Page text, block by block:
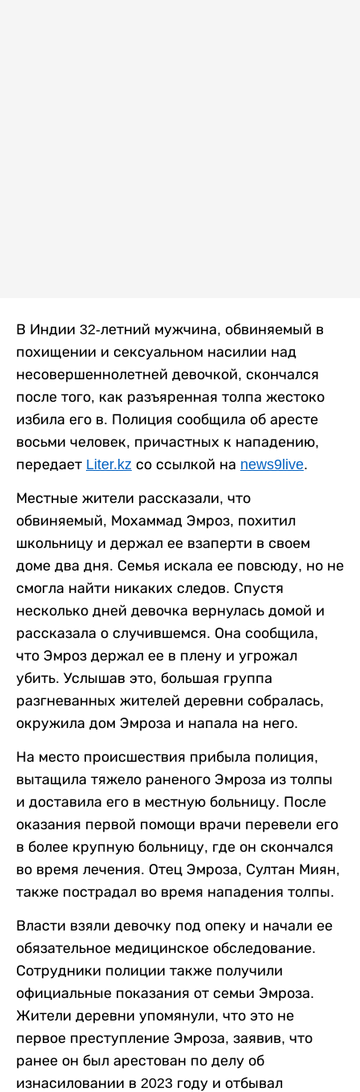
В Индии 32-летний мужчина, обвиняемый в
похищении и сексуальном насилии над
несовершеннолетней девочкой, скончался
после того, как разъяренная толпа жестоко
избила его в. Полиция сообщила об аресте
восьми человек, причастных к нападению,
передает Liter.kz со ссылкой на news9live.
Местные жители рассказали, что
обвиняемый, Мохаммад Эмроз, похитил
школьницу и держал ее взаперти в своем
доме два дня. Семья искала ее повсюду, но не
смогла найти никаких следов. Спустя
несколько дней девочка вернулась домой и
рассказала о случившемся. Она сообщила,
что Эмроз держал ее в плену и угрожал
убить. Услышав это, большая группа
разгневанных жителей деревни собралась,
окружила дом Эмроза и напала на него.
На место происшествия прибыла полиция,
вытащила тяжело раненого Эмроза из толпы
и доставила его в местную больницу. После
оказания первой помощи врачи перевели его
в более крупную больницу, где он скончался
во время лечения. Отец Эмроза, Султан Миян,
также пострадал во время нападения толпы.
Власти взяли девочку под опеку и начали ее
обязательное медицинское обследование.
Сотрудники полиции также получили
официальные показания от семьи Эмроза.
Жители деревни упомянули, что это не
первое преступление Эмроза, заявив, что
ранее он был арестован по делу об
изнасиловании в 2023 году и отбывал